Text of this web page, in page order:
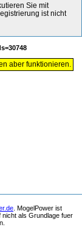
Sie mit
ist nicht
aber funktionieren.
. MogelPower ist
als Grundlage fuer